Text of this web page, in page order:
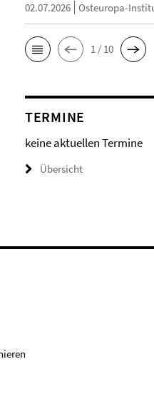
02.07.2026 Osteuropa-
1 / 10
TERMINE
keine aktuellen Termine
Übersicht